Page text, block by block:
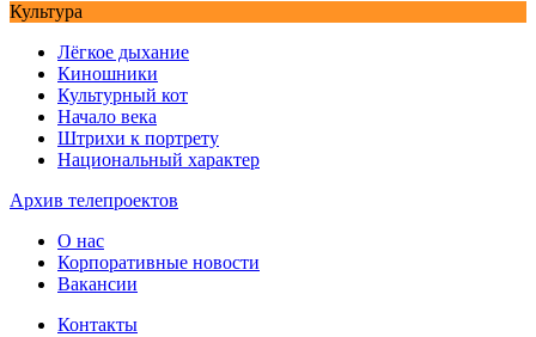
Культура
Лёгкое дыхание
Киношники
Культурный кот
Начало века
Штрихи к портрету
Национальный характер
Архив телепроектов
О нас
Корпоративные новости
Вакансии
Контакты